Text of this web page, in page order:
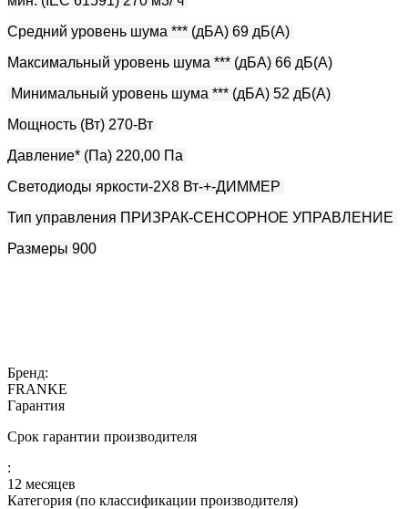
Средний уровень шума *** (дБА) 69 дБ(А)
Максимальный уровень шума *** (дБА) 66 дБ(А)
Минимальный уровень шума *** (дБА) 52 дБ(А)
Мощность (Вт) 270-Вт
Давление* (Па) 220,00 Па
Светодиоды яркости-2X8 Вт-+-ДИММЕР
Тип управления ПРИЗРАК-СЕНСОРНОЕ УПРАВЛЕНИЕ
Размеры 900
Бренд:
FRANKE
Гарантия
Срок гарантии производителя
:
12 месяцев
Категория (по классификации производителя)